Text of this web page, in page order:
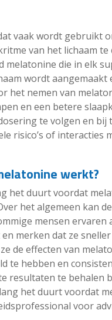
vaak wordt gebruikt
van het lichaam te
melatonine die in elk
wordt
het nemen van
en een betere
te volgen en bij
risico’s of interacties
werkt?
het duurt voordat
het algemeen kan
mensen ervaren
merken dat ze
de effecten van
te hebben en
resultaten te behalen
het duurt voordat
voor